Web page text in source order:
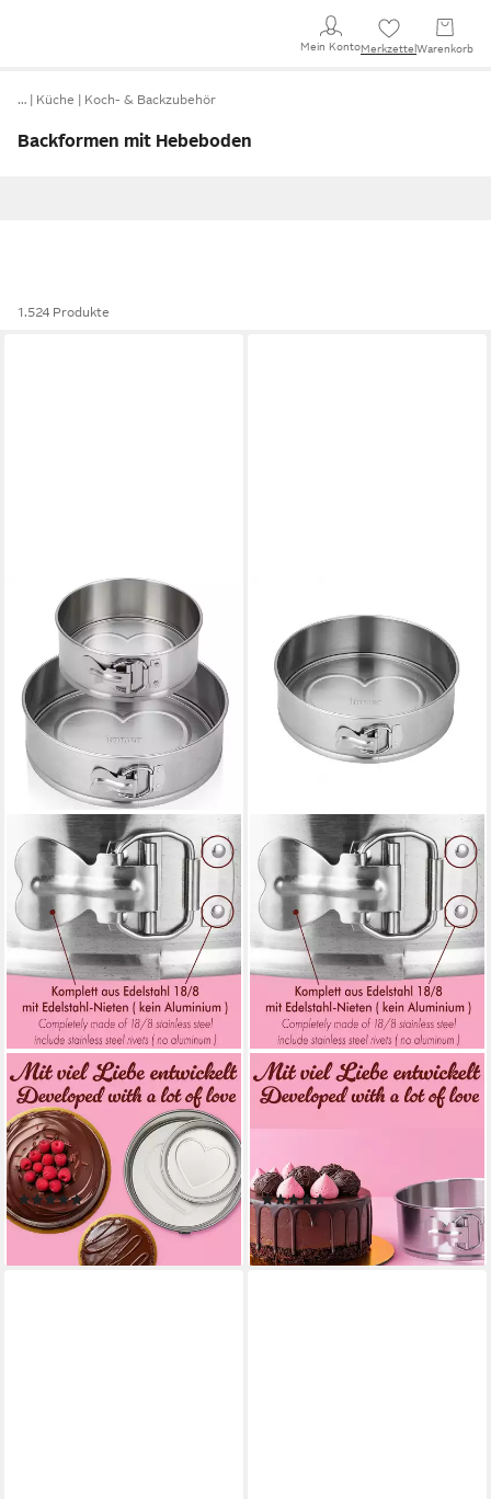
Mein KontoMerkzettel Warenkorb
… Küche Koch- & Backzubehör
Backformen mit Hebeboden
1.524 Produkte
IMMER
Springform Kuchenform
Edelstahl Backform
unbeschichtet PFAS-frei 2er
Set 18/25 cm, (Springform-
Set 4-tlg)(2)
38,99 €
lieferbar - in 2-3 Werktagen bei dir
IMMER
Springform Kuchenform
cm, (2-tlg)
(4)
29,99 €
lieferbar - in 2-3 Werktagen bei dir